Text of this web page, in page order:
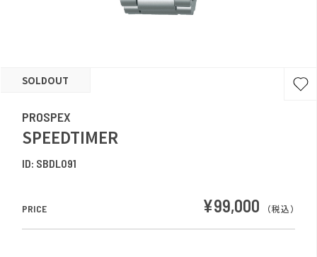
SOLDOUT
PROSPEX
SPEEDTIMER
ID: SBDL091
PRICE ¥99,000 （税込）